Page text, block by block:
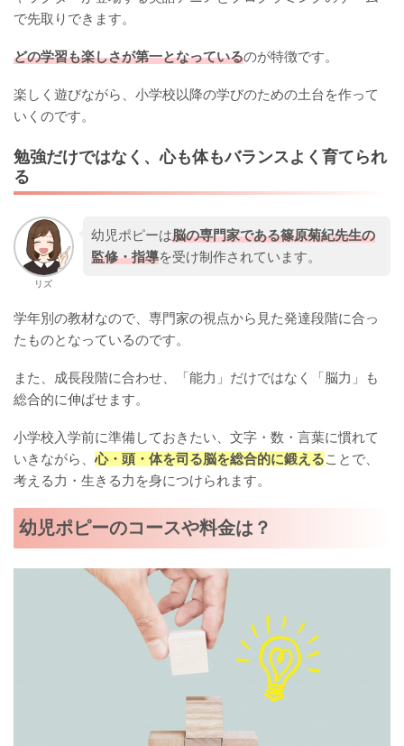
で先取りできます。
どの学習も楽しさが第一となっているのが特徴です。
楽しく遊びながら、小学校以降の学びのための土台を作って
いくのです。
勉強だけではなく、心も体もバランスよく育てられ
る
リズ
幼児ポピーは脳の専門家である篠原菊紀先生の
監修・指導を受け制作されています。
学年別の教材なので、専門家の視点から見た発達段階に合っ
たものとなっているのです。
また、成長段階に合わせ、「能力」だけではなく「脳力」も
総合的に伸ばせます。
小学校入学前に準備しておきたい、文字・数・言葉に慣れて
いきながら、心・頭・体を司る脳を総合的に鍛えることで、
考える力・生きる力を身につけられます。
幼児ポピーのコースや料金は？